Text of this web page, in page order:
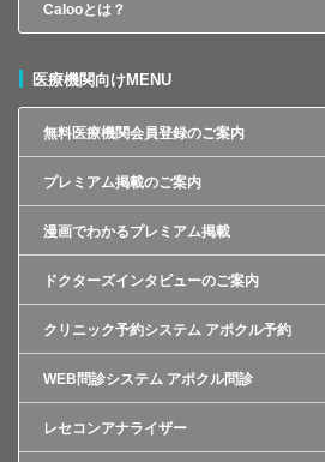
Calooとは？
医療機関向けMENU
無料医療機関会員登録のご案内
プレミアム掲載のご案内
漫画でわかるプレミアム掲載
ドクターズインタビューのご案内
クリニック予約システム アポクル予約
WEB問診システム アポクル問診
レセコンアナライザー